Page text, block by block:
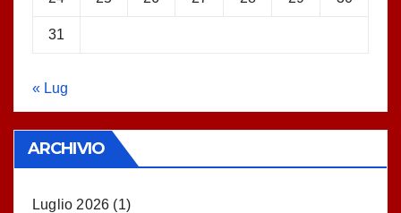
31
« Lug
ARCHIVIO
Luglio 2026 (1)